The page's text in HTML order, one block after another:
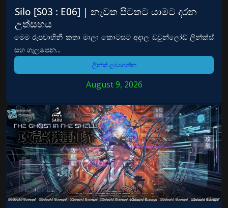
Silo [S03 : E06] | නැවත පිටතට යාමට දරන
උත්සහය
මෙම රුපවාහිනී කතා මාලා කොටසට අදාල ඩවුන්ලෝඩ් ලින්ක්ස්
සහ ගැලපෙන...
ලින්ක් ලබාගන්න
August 9, 2026